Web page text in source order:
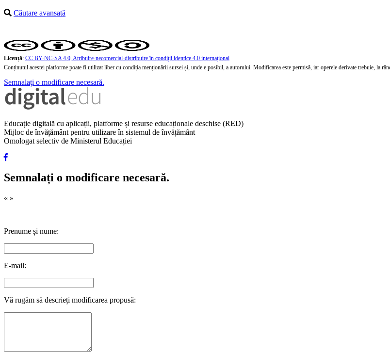
Căutare avansată
Licență: CC BY-NC-SA 4.0, Atribuire-necomercial-distribuire în condiţii identice 4.0 internațional
Conținutul acestei platforme poate fi utilizat liber cu condiția menționării sursei și, unde e posibil, a autorului. Modificarea este permisă, iar operele derivate trebuie, la
Semnalați o modificare necesară.
Educație digitală cu aplicații, platforme și resurse educaționale deschise (RED)
Mijloc de învățământ pentru utilizare în sistemul de învățământ
Omologat selectiv de Ministerul Educației
Semnalați o modificare necesară.
« »
Prenume și nume:
E-mail:
Vă rugăm să descrieți modificarea propusă: